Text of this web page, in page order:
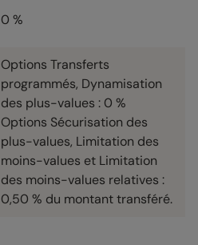
0 %
Options Transferts
programmés, Dynamisation
des plus-values : 0 %
Options Sécurisation des
plus-values, Limitation des
moins-values et Limitation
des moins-values relatives :
0,50 % du montant transféré.